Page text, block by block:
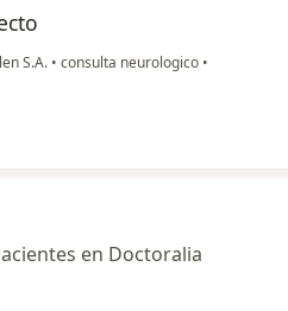
S.A. • consulta neurologico •
en Doctoralia